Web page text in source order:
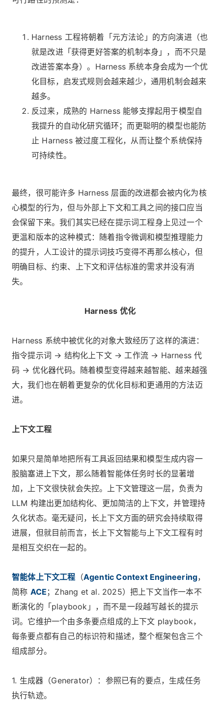
Harness 工程将朝着「元方法论」的方向演进（也
就是改进「获得更好答案的机制本身」，而不只是
改进答案本身）。Harness 系统本身会成为一个优
化目标，启发式规则会越来越少，通用机制会越来
越多。
反过来，成熟的 Harness 能够支撑起用于模型自
我提升的自动化研究循环；而更聪明的模型也能防
止 Harness 被过度工程化，从而让整个系统保持
可持续性。
最终，很可能许多 Harness 层面的改进都会被内化为核
心模型的行为，但与外部上下文和工具之间的接口应当
会保留下来。我们其实已经在提示词工程身上见过一个
更温和版本的这种模式：随着指令微调和模型推理能力
的提升，人工设计的提示词技巧变得不再那么核心，但
明确目标、约束、上下文和评估标准的需求并没有消
失。
Harness 优化
Harness 系统中被优化的对象大致经历了这样的演进：
指令提示词 → 结构化上下文 → 工作流 → Harness 代
码 → 优化器代码。随着模型变得越来越智能、越来越强
大，我们也在朝着更复杂的优化目标和更通用的方法迈
进。
上下文工程
如果只是简单地把所有工具返回结果和模型生成内容一
股脑塞进上下文，那么随着智能体任务时长的显著增
加，上下文很快就会失控。上下文管理这一层，负责为
LLM 构建出更加结构化、更加简洁的上下文，并管理持
久化状态。毫无疑问，长上下文方面的研究会持续取得
进展，但就目前而言，长上下文智能与上下文工程有时
是相互交织在一起的。
智能体上下文工程 （Agentic Context Engineering，
简称 ACE ；Zhang et al. 2025）把上下文当作一本不
断演化的「playbook」，而不是一段越写越长的提示
词。它维护一个由多条要点组成的上下文 playbook，
每条要点都有自己的标识符和描述，整个框架包含三个
组成部分。
1. 生成器（Generator）：参照已有的要点，生成任务
执行轨迹。